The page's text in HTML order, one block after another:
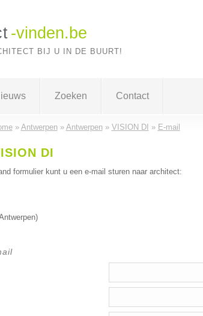
-vinden.be
BIJ U IN DE BUURT!
Zoeken Contact
» Antwerpen» Antwerpen» VISION DI » E-mail
DI
formulier kunt u een e-mail sturen naar architect: